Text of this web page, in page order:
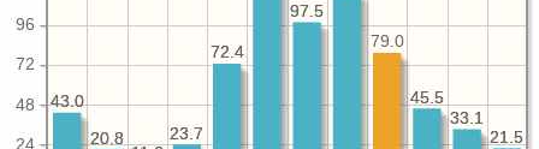
24
48
72
96
21.5
33.1
45.5
97.5
72.4
23.7
20.8
43.0
21.5
33.1
45.5
79.0
97.5
72.4
23.7
20.8
43.0